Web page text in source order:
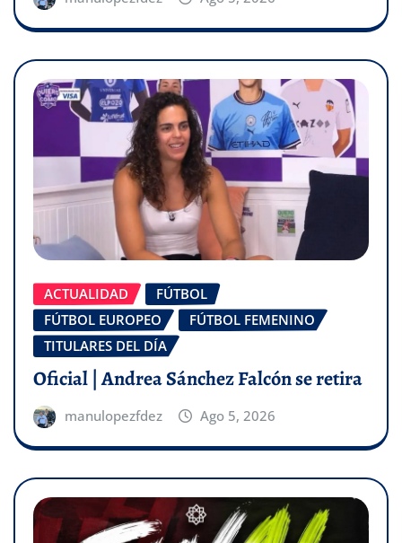
ACTUALIDAD
FÚTBOL
FÚTBOL EUROPEO
FÚTBOL FEMENINO
TITULARES DEL DÍA
Oficial | Andrea Sánchez Falcón se retira
manulopezfdez Ago 5, 2026